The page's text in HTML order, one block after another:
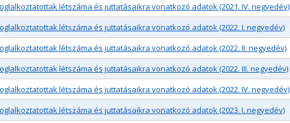
létszáma és juttatásaikra vonatkozó adatok (2021. IV. negyedév)
létszáma és juttatásaikra vonatkozó adatok (2022. I. negyedév)
létszáma és juttatásaikra vonatkozó adatok (2022. II. negyedév)
létszáma és juttatásaikra vonatkozó adatok (2022. III. negyedév)
létszáma és juttatásaikra vonatkozó adatok (2022. IV. negyedév)
létszáma és juttatásaikra vonatkozó adatok (2023. I. negyedév)